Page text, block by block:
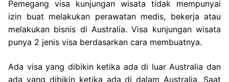
Pemegang visa kunjungan wisata tidak mempunyai
izin buat melakukan perawatan medis, bekerja atau
melakukan bisnis di Australia. Visa kunjungan wisata
punya 2 jenis visa berdasarkan cara membuatnya.
Ada visa yang dibikin ketika ada di luar Australia dan
ada yang dibikin ketika ada di dalam Australia. Saat